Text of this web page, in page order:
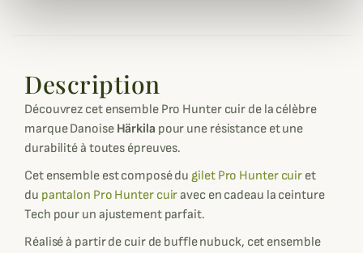
Description
Découvrez cet ensemble Pro Hunter cuir de la célèbre
marque Danoise Härkila pour une résistance et une
durabilité à toutes épreuves.
Cet ensemble est composé dugilet Pro Hunter cuir et
du pantalon Pro Hunter cuiravec en cadeau la ceinture
Tech pour un ajustement parfait.
Réalisé à partir de cuir de buffle nubuck, cet ensemble